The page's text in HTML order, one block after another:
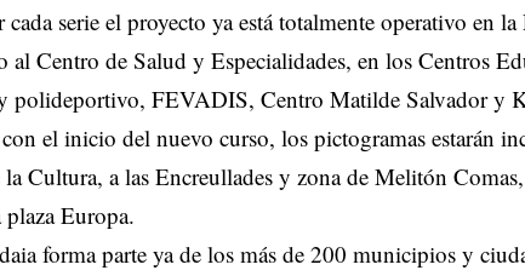
serie el proyecto ya está totalmente operativo en la
Centro de Salud y Especialidades, en los Centros
polideportivo, FEVADIS, Centro Matilde Salvador y
el inicio del nuevo curso, los pictogramas estarán
la Cultura, a las Encreullades y zona de Melitón
Europa.
forma parte ya de los más de 200 municipios y